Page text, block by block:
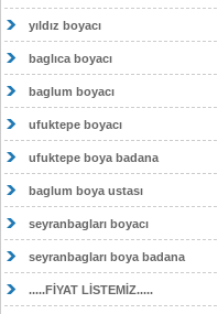
yıldız boyacı
baglıca boyacı
baglum boyacı
ufuktepe boyacı
ufuktepe boya badana
baglum boya ustası
seyranbagları boyacı
seyranbagları boya badana
.....FİYAT LİSTEMİZ.....